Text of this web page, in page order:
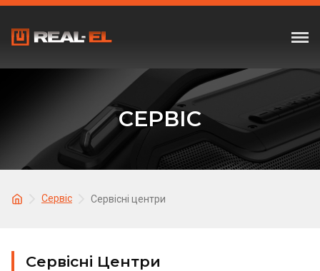
СЕРВІС
Сервіс Сервісні центри
Сервісні Центри